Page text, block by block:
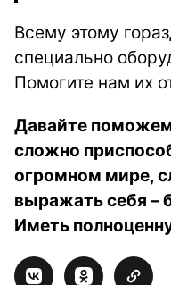
Всему этому
специально
Помогите нам их
Давайте
сложно
огромном мире,
выражать себя –
Иметь